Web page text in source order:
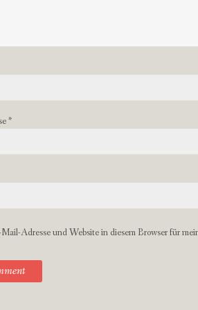
*
Adresse und Website in diesem Browser für